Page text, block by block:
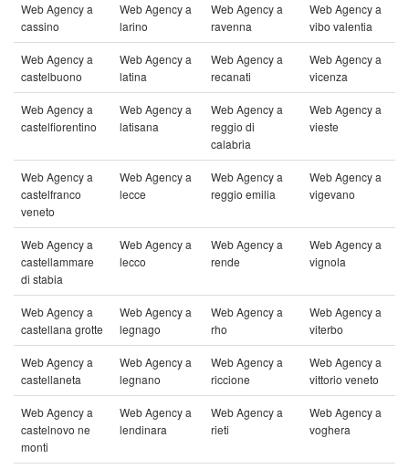
Web Agency a
cassino
Web Agency a
larino
Web Agency a
ravenna
Web Agency a
vibo valentia
Web Agency a
castelbuono
Web Agency a
latina
Web Agency a
recanati
Web Agency a
vicenza
Web Agency a
castelfiorentino
Web Agency a
latisana
Web Agency a
reggio di
calabria
Web Agency a
vieste
Web Agency a
castelfranco
veneto
Web Agency a
lecce
Web Agency a
reggio emilia
Web Agency a
vigevano
Web Agency a
castellammare
di stabia
Web Agency a
lecco
Web Agency a
rende
Web Agency a
vignola
Web Agency a
castellana grotte
Web Agency a
legnago
Web Agency a
rho
Web Agency a
viterbo
Web Agency a
castellaneta
Web Agency a
legnano
Web Agency a
riccione
Web Agency a
vittorio veneto
Web Agency a
castelnovo ne
monti
Web Agency a
lendinara
Web Agency a
rieti
Web Agency a
voghera